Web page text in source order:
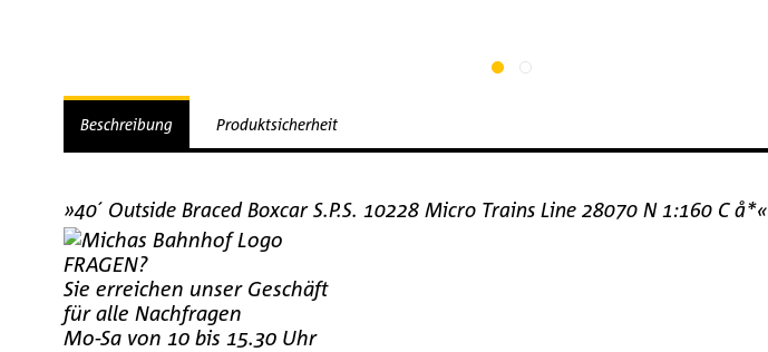
Beschreibung Produktsicherheit
»40´ Outside Braced Boxcar S.P.S. 10228 Micro Trains Line 28070 N 1:160 C å*«
FRAGEN?
Sie erreichen unser Geschäft
für alle Nachfragen
Mo-Sa von 10 bis 15.30 Uhr